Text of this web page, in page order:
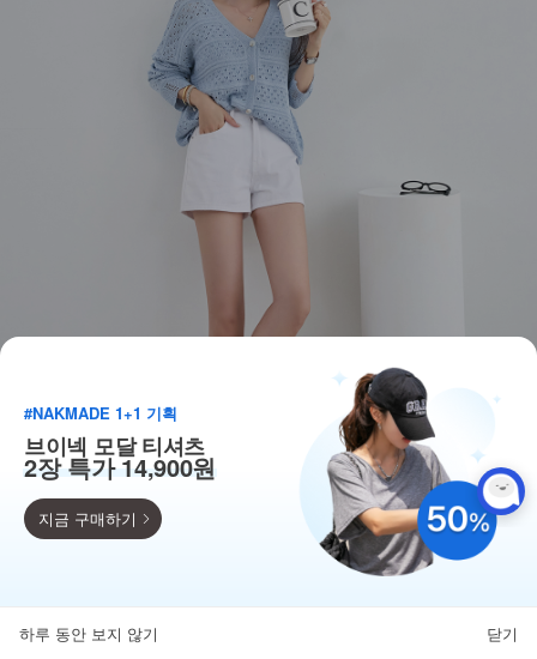
득템찬스
#NAKMADE 1+1 기획
브이넥 모달 티셔츠
2장 특가 14,900원
지금 구매하기
하루 동안 보지 않기 닫기
뒤로가기 카테고리 마이페이지